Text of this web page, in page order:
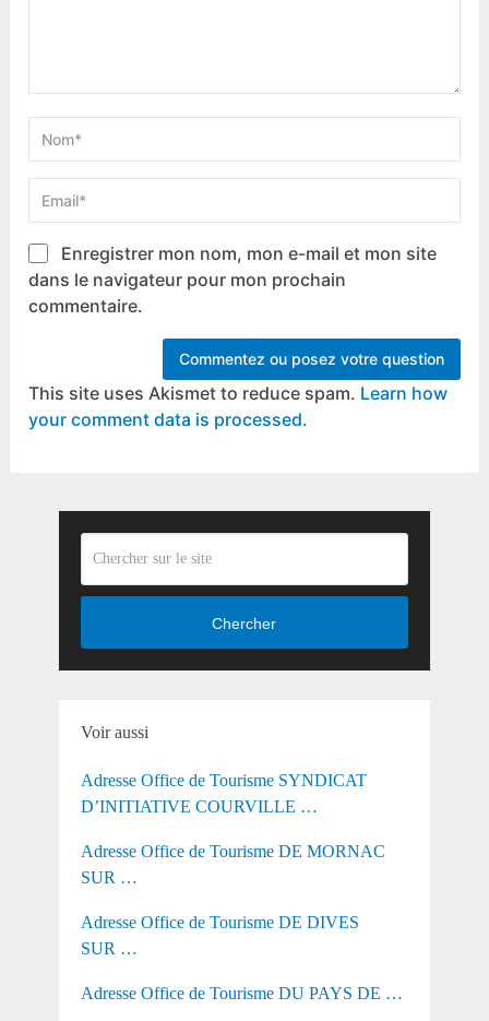
Enregistrer mon nom, mon e-mail et mon site
dans le navigateur pour mon prochain
commentaire.
This site uses Akismet to reduce spam. Learn how
your comment data is processed.
Chercher
Voir aussi
Adresse Office de Tourisme SYNDICAT
D’INITIATIVE COURVILLE …
Adresse Office de Tourisme DE MORNAC
SUR …
Adresse Office de Tourisme DE DIVES
SUR …
Adresse Office de Tourisme DU PAYS DE …